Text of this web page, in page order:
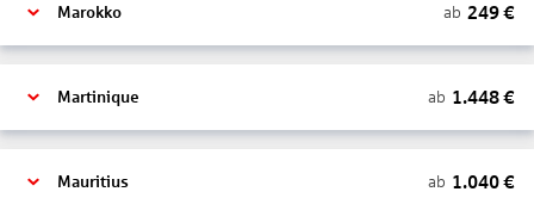
Marokko ab 249€
Martinique ab 1.448€
Mauritius ab 1.040€